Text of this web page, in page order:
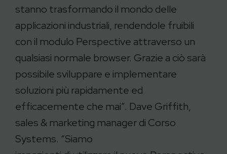
stanno trasformando il mondo delle
applicazioni industriali, rendendole fruibili
con il modulo Perspective attraverso un
qualsiasi normale browser. Grazie a ciò sarà
possibile sviluppare e implementare
soluzioni più rapidamente ed
efficacemente che mai”. Dave Griffith,
sales & marketing manager di Corso
Systems. “Siamo